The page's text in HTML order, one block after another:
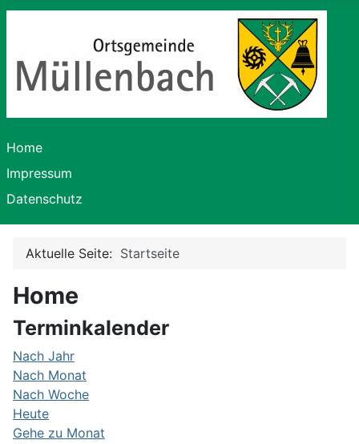
Home
Impressum
Datenschutz
Aktuelle Seite: Startseite
Home
Terminkalender
Nach Jahr
Nach Monat
Nach Woche
Heute
Gehe zu Monat